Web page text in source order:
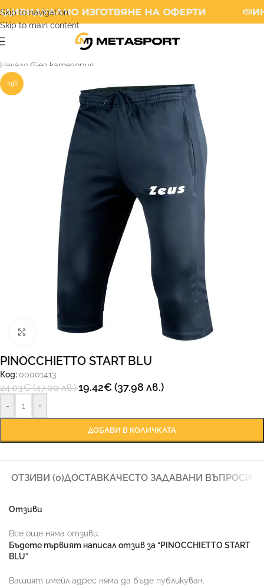
Skip to navigation
Skip to main content
ИЗГОТВЯНЕ НА ОФЕРТИ
Начало/Без категория
-19%
Увеличи
PINOCCHIETTO START BLU
Код: 00001413
24.03€(47.00 лв.)19.42€(37.98 лв.)
- +
ДОБАВИ В КОЛИЧКАТА
ОТЗИВИ (0)ДОСТАВКАЧЕСТО ЗАДАВАНИ ВЪПРОСИ
Отзиви
Все още няма отзиви.
Бъдете първият написал отзив за “PINOCCHIETTO START
BLU”
Вашият имейл адрес няма да бъде публикуван.